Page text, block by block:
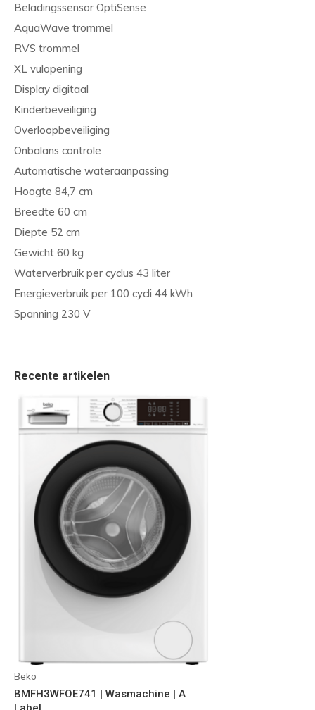
Beladingssensor OptiSense
AquaWave trommel
RVS trommel
XL vulopening
Display digitaal
Kinderbeveiliging
Overloopbeveiliging
Onbalans controle
Automatische wateraanpassing
Hoogte 84,7 cm
Breedte 60 cm
Diepte 52 cm
Gewicht 60 kg
Waterverbruik per cyclus 43 liter
Energieverbruik per 100 cycli 44 kWh
Spanning 230 V
Recente artikelen
Beko
BMFH3WFOE741 | Wasmachine | A